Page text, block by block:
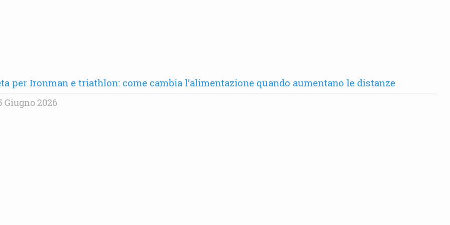
per Ironman e triathlon: come cambia l’alimentazione quando aumentano le distanze
Giugno 2026